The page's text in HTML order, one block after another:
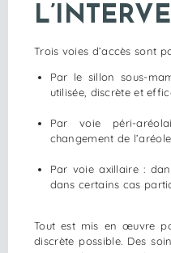
Trois voies d’accès sont
Par le sillon sous-
utilisée, discrète et
Par voie péri-
changement de
Par voie axillaire :
dans certains cas
Tout est mis en œuvre
discrète possible. Des